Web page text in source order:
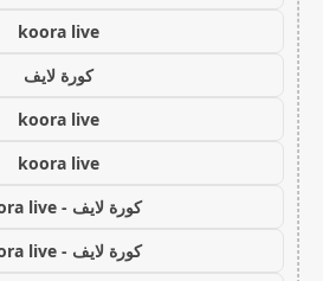
koora live
كورة لايف
koora live
koora live
كورة لايف - koora live
كورة لايف - koora live